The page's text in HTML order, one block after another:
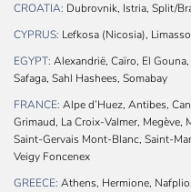
CROATIA: Dubrovnik, Istria, Split/
CYPRUS: Lefkosa (Nicosia),
EGYPT: Alexandrië, Caïro, El
Safaga, Sahl Hashees, Somabay
FRANCE: Alpe d’Huez, Antibes,
Grimaud, La Croix-Valmer, Megève,
Saint-Gervais Mont-Blanc, Saint-
Veigy Foncenex
GREECE: Athens, Hermione,